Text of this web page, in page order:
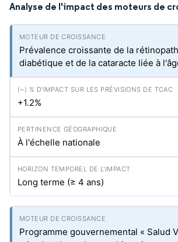
Analyse de l'impact des moteurs de
Prévalence croissante de la
diabétique et de la cataracte liée à
+1.2%
À l'échelle nationale
Long terme (≥ 4 ans)
Programme gouvernemental « Salud